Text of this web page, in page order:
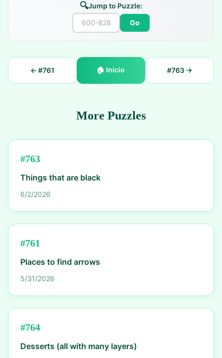
🔍Jump to Puzzle:
Go
← #761 🏠 Inicio #763→
More Puzzles
#763
Things that are black
6/2/2026
#761
Places to find arrows
5/31/2026
#764
Desserts (all with many layers)